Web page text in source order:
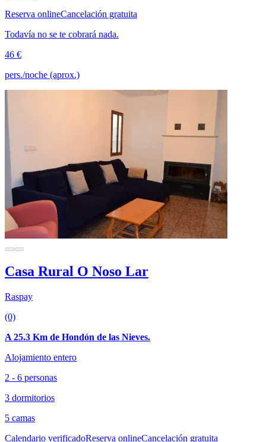
Reserva onlineCancelación gratuita
Todavía no se te cobrará nada.
46 €
pers./noche (aprox.)
Casa Rural O Noso Lar
Raspay
(0)
A 25.3 Km de Hondón de las Nieves.
Alojamiento entero
2 - 6 personas
3 dormitorios
5 camas
Calendario verificadoReserva onlineCancelación gratuita